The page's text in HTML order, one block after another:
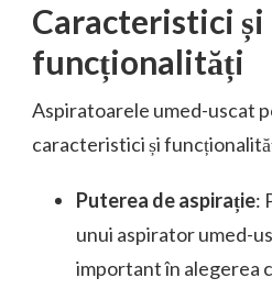
Caracteristici și
funcționalități
Aspiratoarele umed-uscat
caracteristici și
Puterea de aspirație:
unui aspirator umed-
important în alegerea